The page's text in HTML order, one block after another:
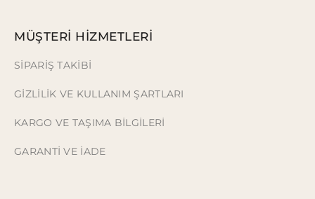
MÜŞTERİ HİZMETLERİ
SİPARİŞ TAKİBİ
GİZLİLİK VE KULLANIM ŞARTLARI
KARGO VE TAŞIMA BİLGİLERİ
GARANTİ VE İADE